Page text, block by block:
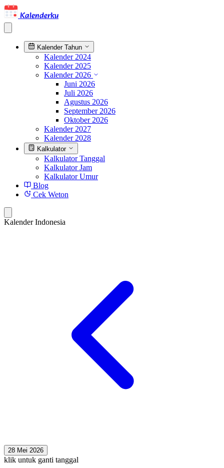
Kalenderku
Kalender Tahun
Kalender 2024
Kalender 2025
Kalender 2026
Juni 2026
Juli 2026
Agustus 2026
September 2026
Oktober 2026
Kalender 2027
Kalender 2028
Kalkulator
Kalkulator Tanggal
Kalkulator Jam
Kalkulator Umur
Blog
Cek Weton
Kalender Indonesia
28 Mei 2026
klik untuk ganti tanggal